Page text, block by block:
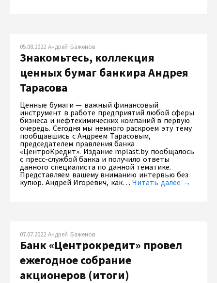
05.08.2022 Андрей Баженов
Знакомьтесь, коллекция
ценных бумаг банкира Андрея
Тарасова
Ценные бумаги — важный финансовый
инструмент в работе предприятий любой сферы
бизнеса и нефтехимических компаний в первую
очередь. Сегодня мы немного раскроем эту тему
пообщавшись с Андреем Тарасовым,
председателем правления банка
«ЦентроКредит». Издание mplast.by пообщалось
с пресс-службой банка и получило ответы
данного специалиста по данной тематике.
Представляем вашему вниманию интервью без
купюр. Андрей Игоревич, как…Читать далее →
07.07.2022 Андрей Баженов
Банк «Центрокредит» провел
ежегодное собрание
акционеров (итоги)